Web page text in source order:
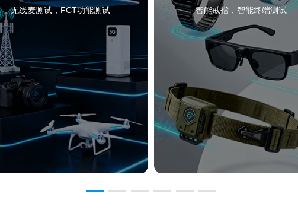
无线麦测试，FCT功能测试
智能戒指，智能终端测试